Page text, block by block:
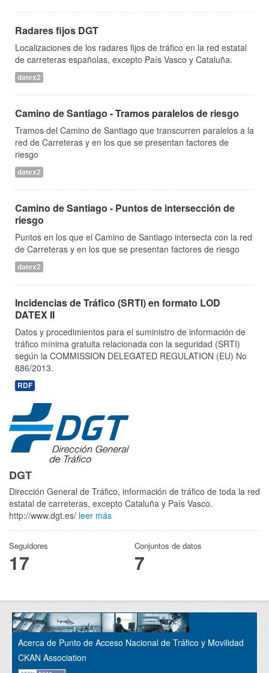
Radares fijos DGT
Localizaciones de los radares fijos de tráfico en la red estatal
de carreteras españolas, excepto País Vasco y Cataluña.
datex2
Camino de Santiago - Tramos paralelos de riesgo
Tramos del Camino de Santiago que transcurren paralelos a la
red de Carreteras y en los que se presentan factores de
riesgo
datex2
Camino de Santiago - Puntos de intersección de
riesgo
Puntos en los que el Camino de Santiago intersecta con la red
de Carreteras y en los que se presentan factores de riesgo
datex2
Incidencias de Tráfico (SRTI) en formato LOD
DATEX II
Datos y procedimientos para el suministro de información de
tráfico mínima gratuita relacionada con la seguridad (SRTI)
según la COMMISSION DELEGATED REGULATION (EU) No
886/2013.
RDF
DGT
Dirección General de Tráfico, información de tráfico de toda la red
estatal de carreteras, excepto Cataluña y País Vasco.
http://www.dgt.es/ leer más
Seguidores
17
Conjuntos de datos
7
Acerca de Punto de Acceso Nacional de Tráfico y Movilidad
CKAN Association